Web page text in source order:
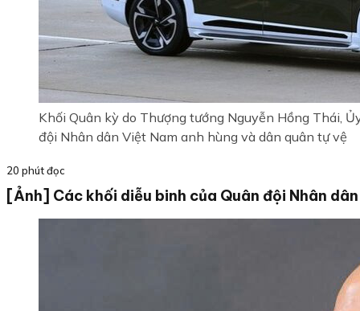
Khối Quân kỳ do Thượng tướng Nguyễn Hồng Thái,
đội Nhân dân Việt Nam anh hùng và dân quân tự vệ
20 phút đọc
[Ảnh] Các khối diễu binh của Quân đội Nhân